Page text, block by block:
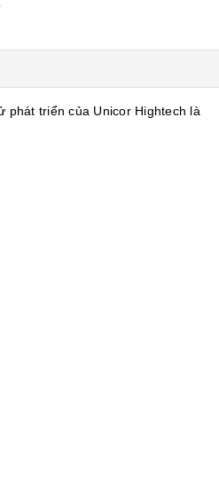
phát triển của Unicor Hightech là